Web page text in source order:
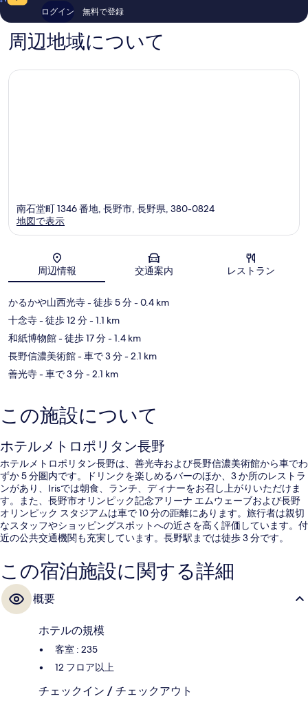
件
の
口
ミ
の
ログイン 無料で登録
周辺地域について
地図
南石堂町 1346 番地, 長野市, 長野県, 380-0824
地図で表示
周辺情報 交通案内 レストラン
かるかや山西光寺- 徒歩 5 分- 0.4 km
十念寺- 徒歩 12 分- 1.1 km
和紙博物館- 徒歩 17 分- 1.4 km
長野信濃美術館- 車で 3 分- 2.1 km
善光寺- 車で 3 分- 2.1 km
この施設について
ホテルメトロポリタン長野
ホテルメトロポリタン長野は、善光寺および長野信濃美術館から車でわ
ずか 5 分圏内です。ドリンクを楽しめるバーのほか、3 か所のレストラ
ンがあり、Irisでは朝食、ランチ、ディナーをお召し上がりいただけま
す。また、長野市オリンピック記念アリーナ エムウェーブおよび長野
オリンピック スタジアムは車で 10 分の距離にあります。旅行者は親切
なスタッフやショッピングスポットへの近さを高く評価しています。付
近の公共交通機関も充実しています。長野駅までは徒歩 3 分です。
この宿泊施設に関する詳細
概要
ホテルの規模
客室 : 235
12 フロア以上
チェックイン / チェックアウト